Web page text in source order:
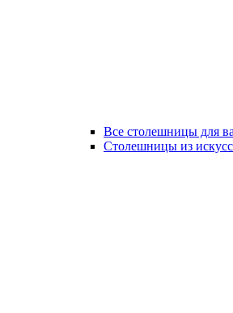
Все столешницы для
Столешницы из